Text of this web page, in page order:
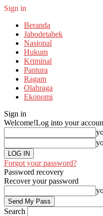
Sign in
Beranda
Jabodetabek
Nasional
Hukum
Kriminal
Pantura
Ragam
Olahraga
Ekonomi
Sign in
Welcome!Log into your
Forgot your password?
Password recovery
Recover your password
Search